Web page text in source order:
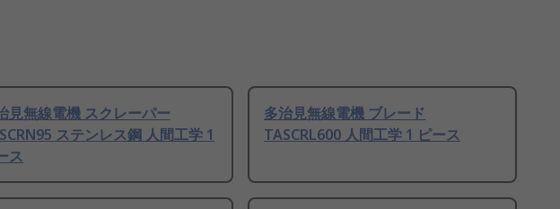
見無線電機 スクレーパー
ステンレス鋼 人間工学 1
ス
多治見無線電機 ブレード
TASCRL600 人間工学 1 ピース